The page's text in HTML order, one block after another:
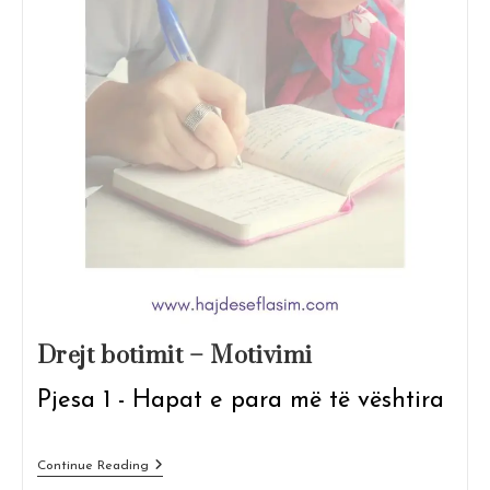
Drejt botimit – Motivimi
Pjesa 1 - Hapat e para më të vështira
Continue ReadingDrejt